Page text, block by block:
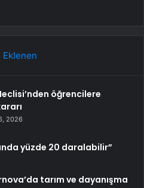
Eklenen
öğrencilere
2026
yüzde 20 daralabilir”
tarım ve dayanışma